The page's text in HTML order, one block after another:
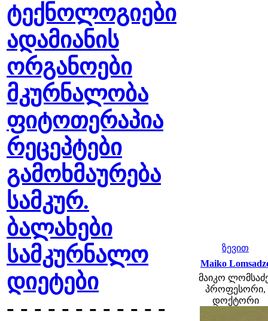
ტექნოლოგიები
ადამიანის
ორგანოები
მკურნალობა
ფიტოთერაპია
რეცეპტები
გამოხმაურება
სამკურ.
ბალახები
სამკურნალო
დიეტები
- - - - - - - - - - - -
ზევით
Maiko
მაიკო
პროფესორი,
დოქტორი